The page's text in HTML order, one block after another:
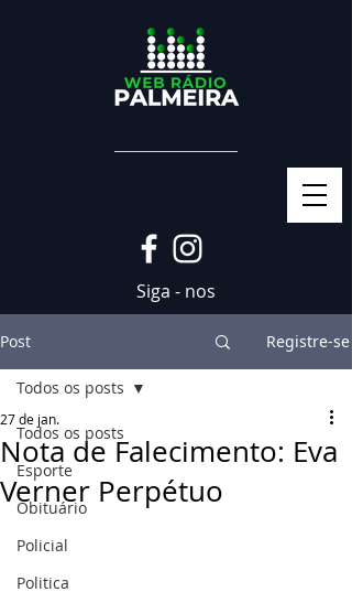
Siga - nos
Post Registre-se
Todos os posts
Esporte
Obituário
Policial
Politica
Todos os posts
Nota de Falecimento: Eva
Verner Perpétuo
27 de jan.